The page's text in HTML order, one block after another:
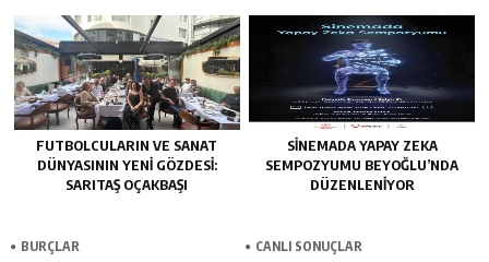
FUTBOLCULARIN VE SANAT
DÜNYASININ YENI GÖZDESI:
SARITAŞ OÇAKBAŞI
SINEMADA YAPAY ZEKA
SEMPOZYUMU BEYOĞLU’NDA
DÜZENLENIYOR
BURÇLAR CANLI SONUÇLAR